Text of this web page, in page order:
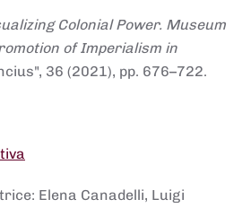
Colonial Power. Museum
of Imperialism in
36 (2021), pp. 676–722.
Elena Canadelli, Luigi